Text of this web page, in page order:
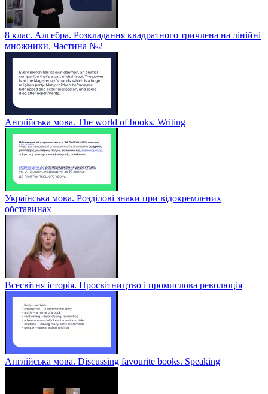
8 клас. Алгебра. Розкладання квадратного тричлена на лінійні
множники. Частина №2
Англійська мова. The world of books. Writing
Українська мова. Розділові знаки при відокремлених
обставинах
Всесвітня історія. Просвітництво і промислова революція
Англійська мова. Discussing favourite books. Speaking